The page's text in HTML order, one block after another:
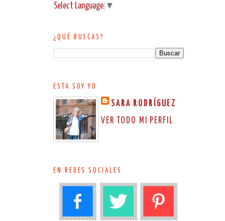
Select Language ▼
¿QUÉ BUSCAS?
ESTA SOY YO
SARA RODRÍGUEZ
VER TODO MI PERFIL
EN REDES SOCIALES